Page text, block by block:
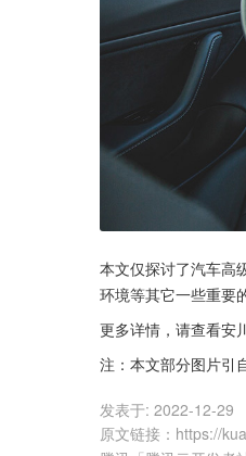
本文仅探讨了汽车高
环境等其它一些重要
更多详情，请查看安
注：本文部分图片引
发表于: 2022-12-29
原文链接 ： https://